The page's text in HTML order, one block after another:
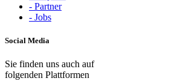
- Partner
- Jobs
Social Media
Sie finden uns auch auf
folgenden Plattformen